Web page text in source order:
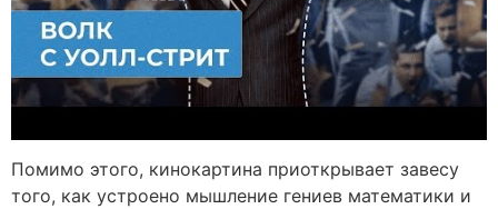
Помимо этого, кинокартина приоткрывает завесу
того, как устроено мышление гениев математики и